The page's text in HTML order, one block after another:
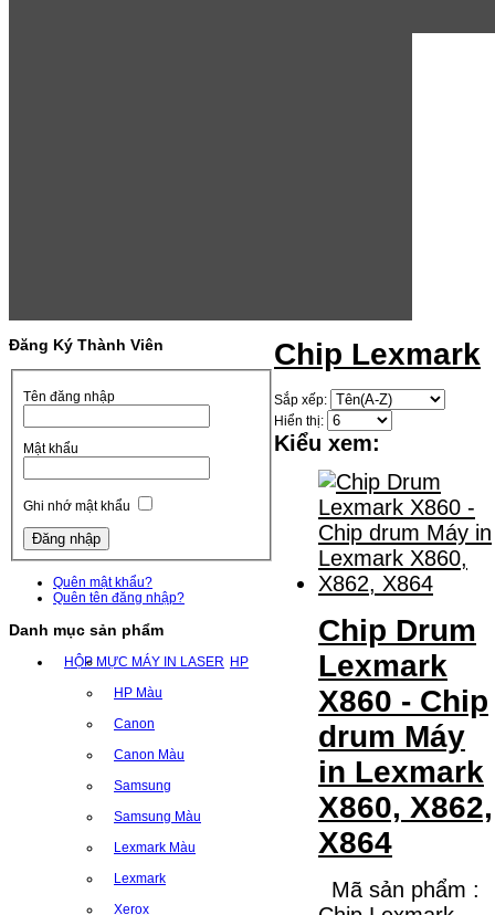
Đăng Ký Thành Viên
Tên đăng nhập
Mật khẩu
Ghi nhớ mật khẩu
Quên mật khẩu?
Quên tên đăng nhập?
Danh mục sản phẩm
HỘP MỰC MÁY IN LASER HP
HP Màu
Canon
Canon Màu
Samsung
Samsung Màu
Lexmark Màu
Lexmark
Xerox
Chip Lexmark
Sắp xếp:
Hiển thị:
Kiểu xem:
Chip Drum
Lexmark
X860 - Chip
drum Máy
in Lexmark
X860, X862,
X864
Mã sản phẩm :